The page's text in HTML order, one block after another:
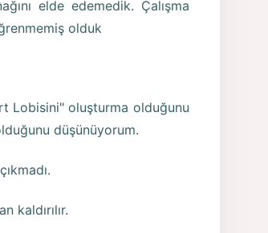
elde edemedik. Çalışma
olduk
Lobisini" oluşturma olduğunu
düşünüyorum.
kaldırılır.